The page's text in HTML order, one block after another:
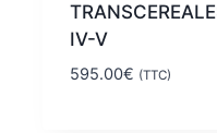
IV-V
595.00€ (TTC)